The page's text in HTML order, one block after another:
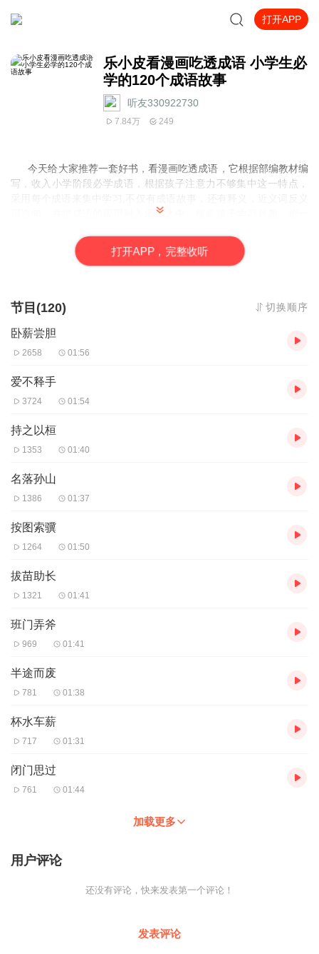
打开APP
乐小皮看漫画吃透成语 小学生必
学的120个成语故事
听友330922730
7.84万 249
今天给大家推荐一套好书，看漫画吃透成语，它根据部编教材编
写，收入小学阶段必学成语，根据孩子注意力不够集中这一特点，
词造句，并把成语的应用融入漫画之中，提高孩子学习兴趣，把一
作的六要素，时间，地点，人物，起因，经过和结果提点出来，帮
助孩子梳理读故事要点，理清讲故事的思路，提升写作文的能力。
打开APP，完整收听
节目(120) 切换顺序
卧薪尝胆
2658 01:56
爱不释手
3724 01:54
持之以桓
1353 01:40
名落孙山
1386 01:37
按图索骥
1264 01:50
拔苗助长
1321 01:41
班门弄斧
969 01:41
半途而废
781 01:38
杯水车薪
717 01:31
闭门思过
761 01:44
加载更多
用户评论
还没有评论，快来发表第一个评论！
发表评论